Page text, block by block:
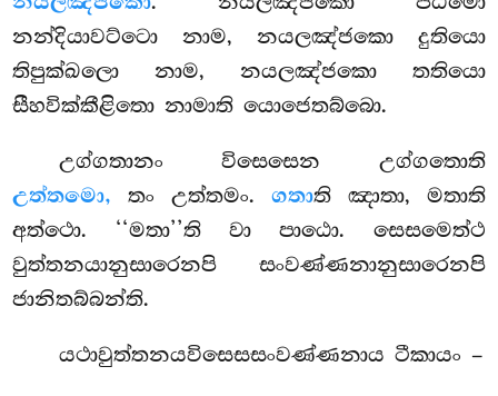
නන්දියාවට්ටො නාම, නයලඤ්ජකො දුතියො
තිපුක්ඛලො නාම, නයලඤ්ජකො තතියො
සීහවික්කීළිතො නාමාති යොජෙතබ්බො.
උග්ගතානං විසෙසෙන උග්ගතොති
උත්තමො, තං උත්තමං. ගතාති ඤාතා, මතාති
අත්ථො. ‘‘මතා’’ති වා පාඨො. සෙසමෙත්ථ
වුත්තනයානුසාරෙනපි සංවණ්ණනානුසාරෙනපි
ජානිතබ්බන්ති.
යථාවුත්තනයවිසෙසසංවණ්ණනායටීකායං –